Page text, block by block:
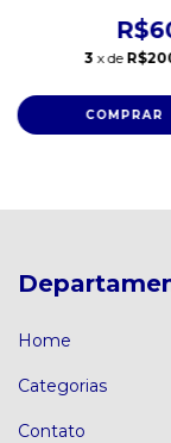
3 x de
Home
Categorias
Contato